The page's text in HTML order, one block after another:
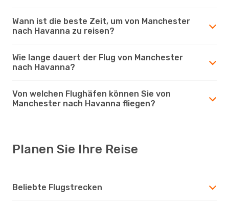
Wann ist die beste Zeit, um von Manchester
nach Havanna zu reisen?
Wie lange dauert der Flug von Manchester
nach Havanna?
Von welchen Flughäfen können Sie von
Manchester nach Havanna fliegen?
Planen Sie Ihre Reise
Beliebte Flugstrecken